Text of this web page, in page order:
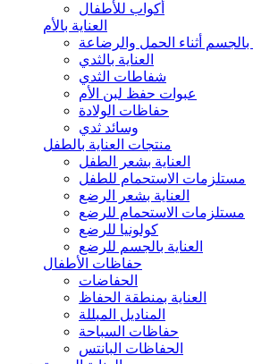
أكواب للأطفال
العناية بالأم
بالجسم أثناء الحمل والرضاعة
العناية بالثدي
شفاطات الثدي
عبوات حفظ لبن الأم
حفاظات الولادة
وسائد ثدي
منتجات العناية بالطفل
العناية بشعر الطفل
مستلزمات الاستحمام للطفل
العناية بشعر الرضع
مستلزمات الاستحمام للرضع
كولونيا للرضع
العناية بالجسم للرضع
حفاظات الأطفال
الحفاضات
العناية بمنطقة الحفاظ
المناديل المبللة
حفاظات السباحة
الحفاظات البانتس